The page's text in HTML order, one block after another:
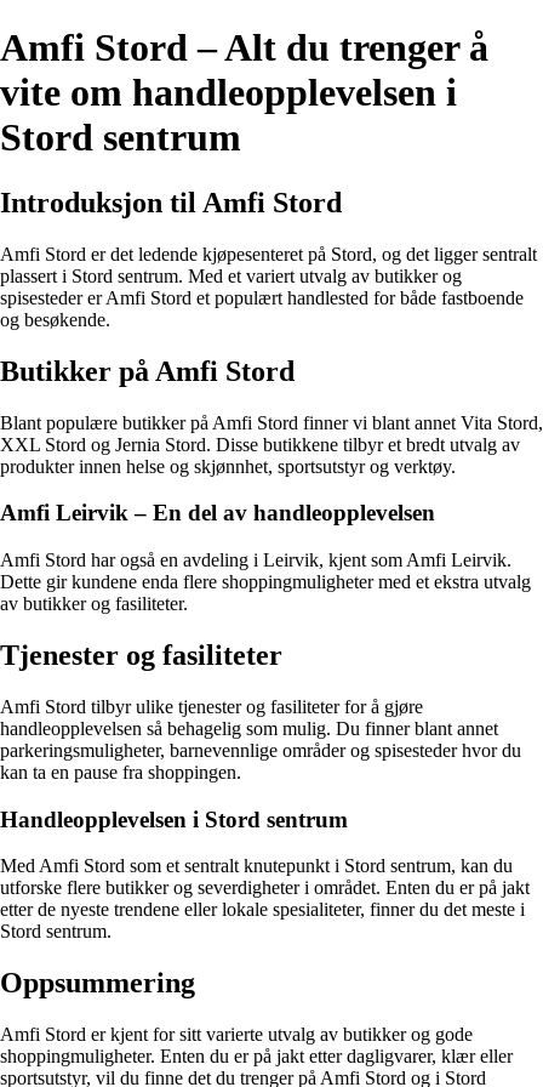
Amfi Stord – Alt du trenger å
vite om handleopplevelsen i
Stord sentrum
Introduksjon til Amfi Stord
Amfi Stord er det ledende kjøpesenteret på Stord, og det ligger sentralt
plassert i Stord sentrum. Med et variert utvalg av butikker og
spisesteder er Amfi Stord et populært handlested for både fastboende
og besøkende.
Butikker på Amfi Stord
Blant populære butikker på Amfi Stord finner vi blant annet Vita Stord,
XXL Stord og Jernia Stord. Disse butikkene tilbyr et bredt utvalg av
produkter innen helse og skjønnhet, sportsutstyr og verktøy.
Amfi Leirvik – En del av handleopplevelsen
Amfi Stord har også en avdeling i Leirvik, kjent som Amfi Leirvik.
Dette gir kundene enda flere shoppingmuligheter med et ekstra utvalg
av butikker og fasiliteter.
Tjenester og fasiliteter
Amfi Stord tilbyr ulike tjenester og fasiliteter for å gjøre
handleopplevelsen så behagelig som mulig. Du finner blant annet
parkeringsmuligheter, barnevennlige områder og spisesteder hvor du
kan ta en pause fra shoppingen.
Handleopplevelsen i Stord sentrum
Med Amfi Stord som et sentralt knutepunkt i Stord sentrum, kan du
utforske flere butikker og severdigheter i området. Enten du er på jakt
etter de nyeste trendene eller lokale spesialiteter, finner du det meste i
Stord sentrum.
Oppsummering
Amfi Stord er kjent for sitt varierte utvalg av butikker og gode
shoppingmuligheter. Enten du er på jakt etter dagligvarer, klær eller
sportsutstyr, vil du finne det du trenger på Amfi Stord og i Stord